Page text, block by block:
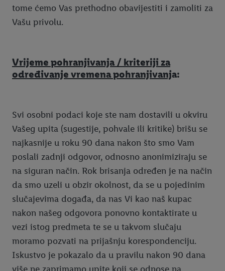
tome ćemo Vas prethodno obavijestiti i zamoliti za
Vašu privolu.
Vrijeme pohranjivanja / kriteriji za
određivanje vremena pohranjivanja:
Svi osobni podaci koje ste nam dostavili u okviru
Vašeg upita (sugestije, pohvale ili kritike) brišu se
najkasnije u roku 90 dana nakon što smo Vam
poslali zadnji odgovor, odnosno anonimiziraju se
na siguran način. Rok brisanja određen je na način
da smo uzeli u obzir okolnost, da se u pojedinim
slučajevima događa, da nas Vi kao naš kupac
nakon našeg odgovora ponovno kontaktirate u
vezi istog predmeta te se u takvom slučaju
moramo pozvati na prijašnju korespondenciju.
Iskustvo je pokazalo da u pravilu nakon 90 dana